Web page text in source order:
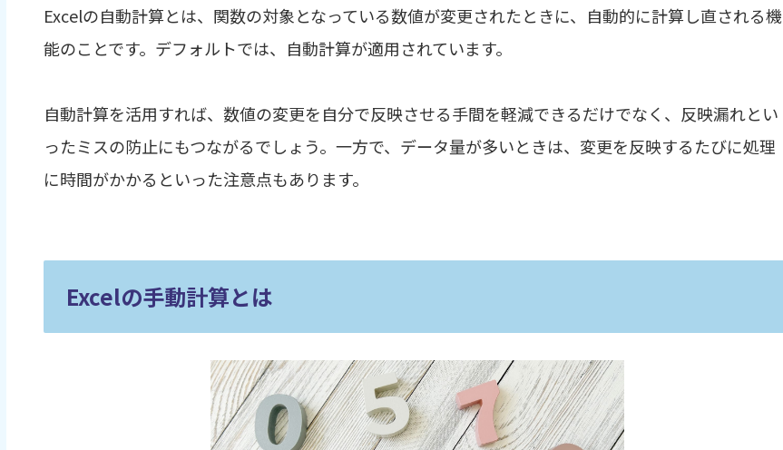
Excelの自動計算とは、関数の対象となっている数値が変更されたときに、自動的に計算し直される機
能のことです。デフォルトでは、自動計算が適用されています。
自動計算を活用すれば、数値の変更を自分で反映させる手間を軽減できるだけでなく、反映漏れとい
ったミスの防止にもつながるでしょう。一方で、データ量が多いときは、変更を反映するたびに処理
に時間がかかるといった注意点もあります。
Excelの手動計算とは